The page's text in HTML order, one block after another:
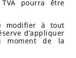
pourra être
modifier à tout
d’appliquer
moment de la